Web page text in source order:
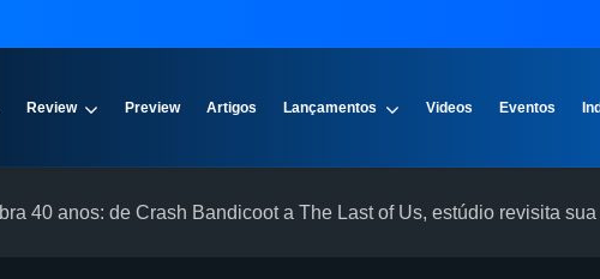
Review Preview Artigos Lançamentos Videos Eventos
40 anos: de Crash Bandicoot a The Last of Us, estúdio revisita